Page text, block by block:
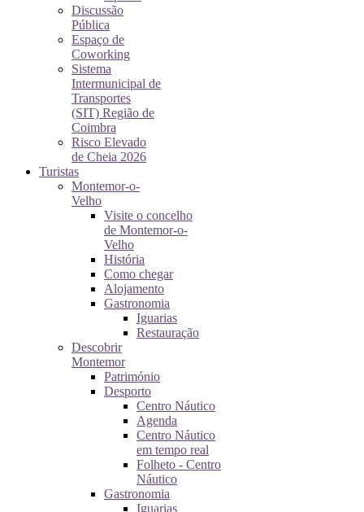
Discussão
Pública
Espaço de
Coworking
Sistema
Intermunicipal de
Transportes
(SIT) Região de
Coimbra
Risco Elevado
de Cheia 2026
Turistas
Montemor-o-
Velho
Visite o concelho
de Montemor-o-
Velho
História
Como chegar
Alojamento
Gastronomia
Iguarias
Restauração
Descobrir
Montemor
Património
Desporto
Centro Náutico
Agenda
Centro Náutico
em tempo real
Folheto - Centro
Náutico
Gastronomia
Iguarias